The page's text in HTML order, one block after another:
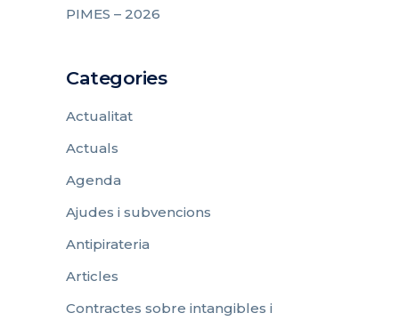
PIMES – 2026
Categories
Actualitat
Actuals
Agenda
Ajudes i subvencions
Antipirateria
Articles
Contractes sobre intangibles i